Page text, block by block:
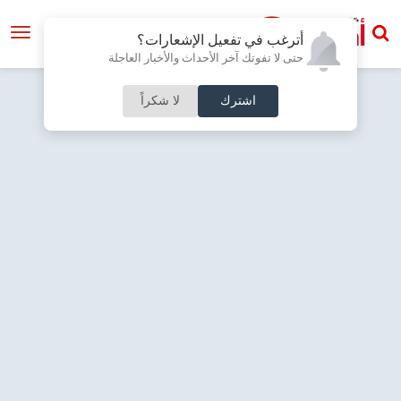
أترغب في تفعيل الإشعارات؟
حتى لا تفوتك آخر الأحداث والأخبار العاجلة
اشترك لا شكراً